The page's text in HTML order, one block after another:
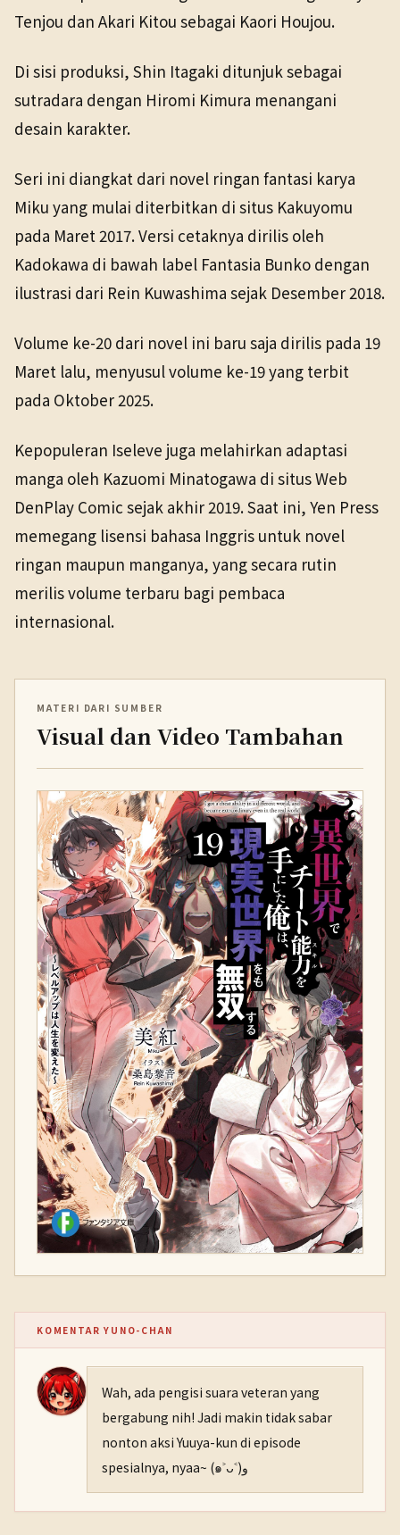
Tenjou dan Akari Kitou sebagai Kaori Houjou.
Di sisi produksi, Shin Itagaki ditunjuk sebagai
sutradara dengan Hiromi Kimura menangani
desain karakter.
Seri ini diangkat dari novel ringan fantasi karya
Miku yang mulai diterbitkan di situs Kakuyomu
pada Maret 2017. Versi cetaknya dirilis oleh
Kadokawa di bawah label Fantasia Bunko dengan
ilustrasi dari Rein Kuwashima sejak Desember 2018.
Volume ke-20 dari novel ini baru saja dirilis pada 19
Maret lalu, menyusul volume ke-19 yang terbit
pada Oktober 2025.
Kepopuleran Iseleve juga melahirkan adaptasi
manga oleh Kazuomi Minatogawa di situs Web
DenPlay Comic sejak akhir 2019. Saat ini, Yen Press
memegang lisensi bahasa Inggris untuk novel
ringan maupun manganya, yang secara rutin
merilis volume terbaru bagi pembaca
internasional.
MATERI DARI SUMBER
Visual dan Video Tambahan
KOMENTAR YUNO-CHAN
Wah, ada pengisi suara veteran yang
bergabung nih! Jadi makin tidak sabar
nonton aksi Yuuya-kun di episode
spesialnya, nyaa~ (๑˃ᴗ˂)ﻭ